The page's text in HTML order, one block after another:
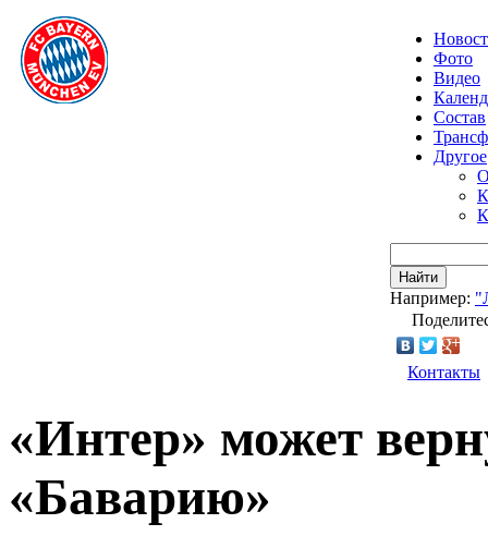
Фото
Видео
Состав
Другое
Найти
Например:
Контакты
«Интер» может
«Баварию»